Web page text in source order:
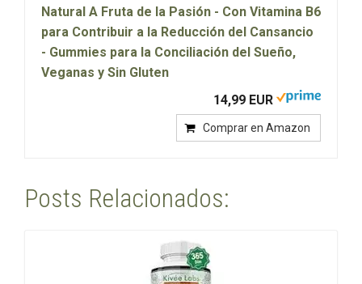
Natural A Fruta de la Pasión - Con Vitamina B6
para Contribuir a la Reducción del Cansancio
- Gummies para la Conciliación del Sueño,
Veganas y Sin Gluten
14,99 EUR
Comprar en Amazon
Posts Relacionados: